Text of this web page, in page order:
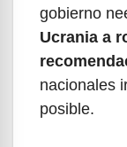
gobierno
Ucrania a
nacionales
posible.